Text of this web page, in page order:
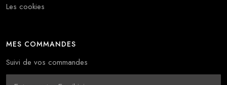
Les cookies
MES COMMANDES
Suivi de vos commandes